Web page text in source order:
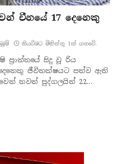
චීනයේ 17 දෙනෙකු
කියවීමට මිනිත්තු 1ක් ගතවේ.
ප්‍රාන්තයේ සිදු වූ රිය
ජීවිතක්ෂයට පත්ව ඇති
තවත් පුද්ගලයින් 22…